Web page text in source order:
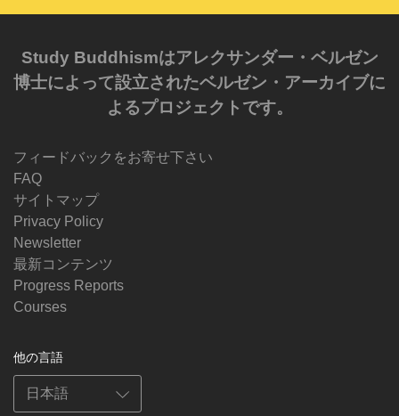
Study Buddhismはアレクサンダー・ベルゼン
博士によって設立されたベルゼン・アーカイブに
よるプロジェクトです。
フィードバックをお寄せ下さい
FAQ
サイトマップ
Privacy Policy
Newsletter
最新コンテンツ
Progress Reports
Courses
他の言語